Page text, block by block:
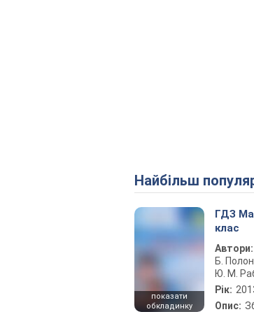
Найбільш
показати
обкладинку
ГДЗ
клас
Автори:
Б.
Ю. М.
Рік:
Опис: